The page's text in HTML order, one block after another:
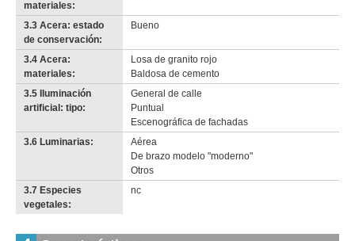
materiales:
3.3 Acera: estado
de conservación:
Bueno
3.4 Acera:
materiales:
Losa de granito rojo
Baldosa de cemento
3.5 Iluminación
artificial: tipo:
General de calle
Puntual
Escenográfica de fachadas
3.6 Luminarias:
Aérea
De brazo modelo "moderno"
Otros
3.7 Especies
vegetales:
nc